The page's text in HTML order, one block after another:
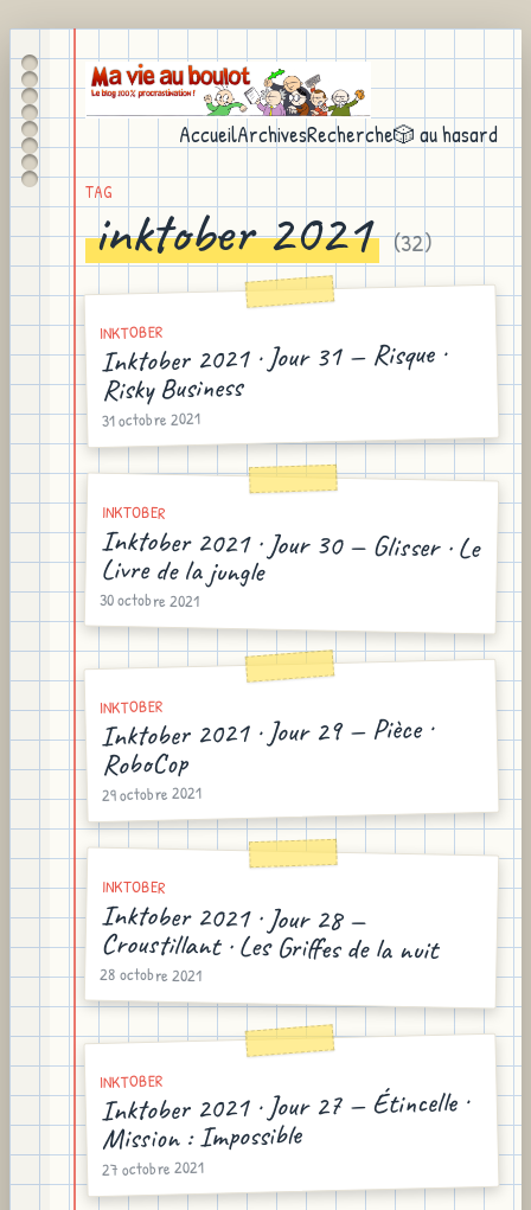
AccueilArchivesRecherche🎲 au hasard
TAG
inktober 2021 (32)
INKTOBER
Inktober 2021 · Jour 31 — Risque ·
Risky Business
31 octobre 2021
INKTOBER
Inktober 2021 · Jour 30 — Glisser · Le
Livre de la jungle
30 octobre 2021
INKTOBER
Inktober 2021 · Jour 29 — Pièce ·
RoboCop
29 octobre 2021
INKTOBER
Inktober 2021 · Jour 28 —
Croustillant · Les Griffes de la nuit
28 octobre 2021
INKTOBER
Inktober 2021 · Jour 27 — Étincelle ·
Mission : Impossible
27 octobre 2021